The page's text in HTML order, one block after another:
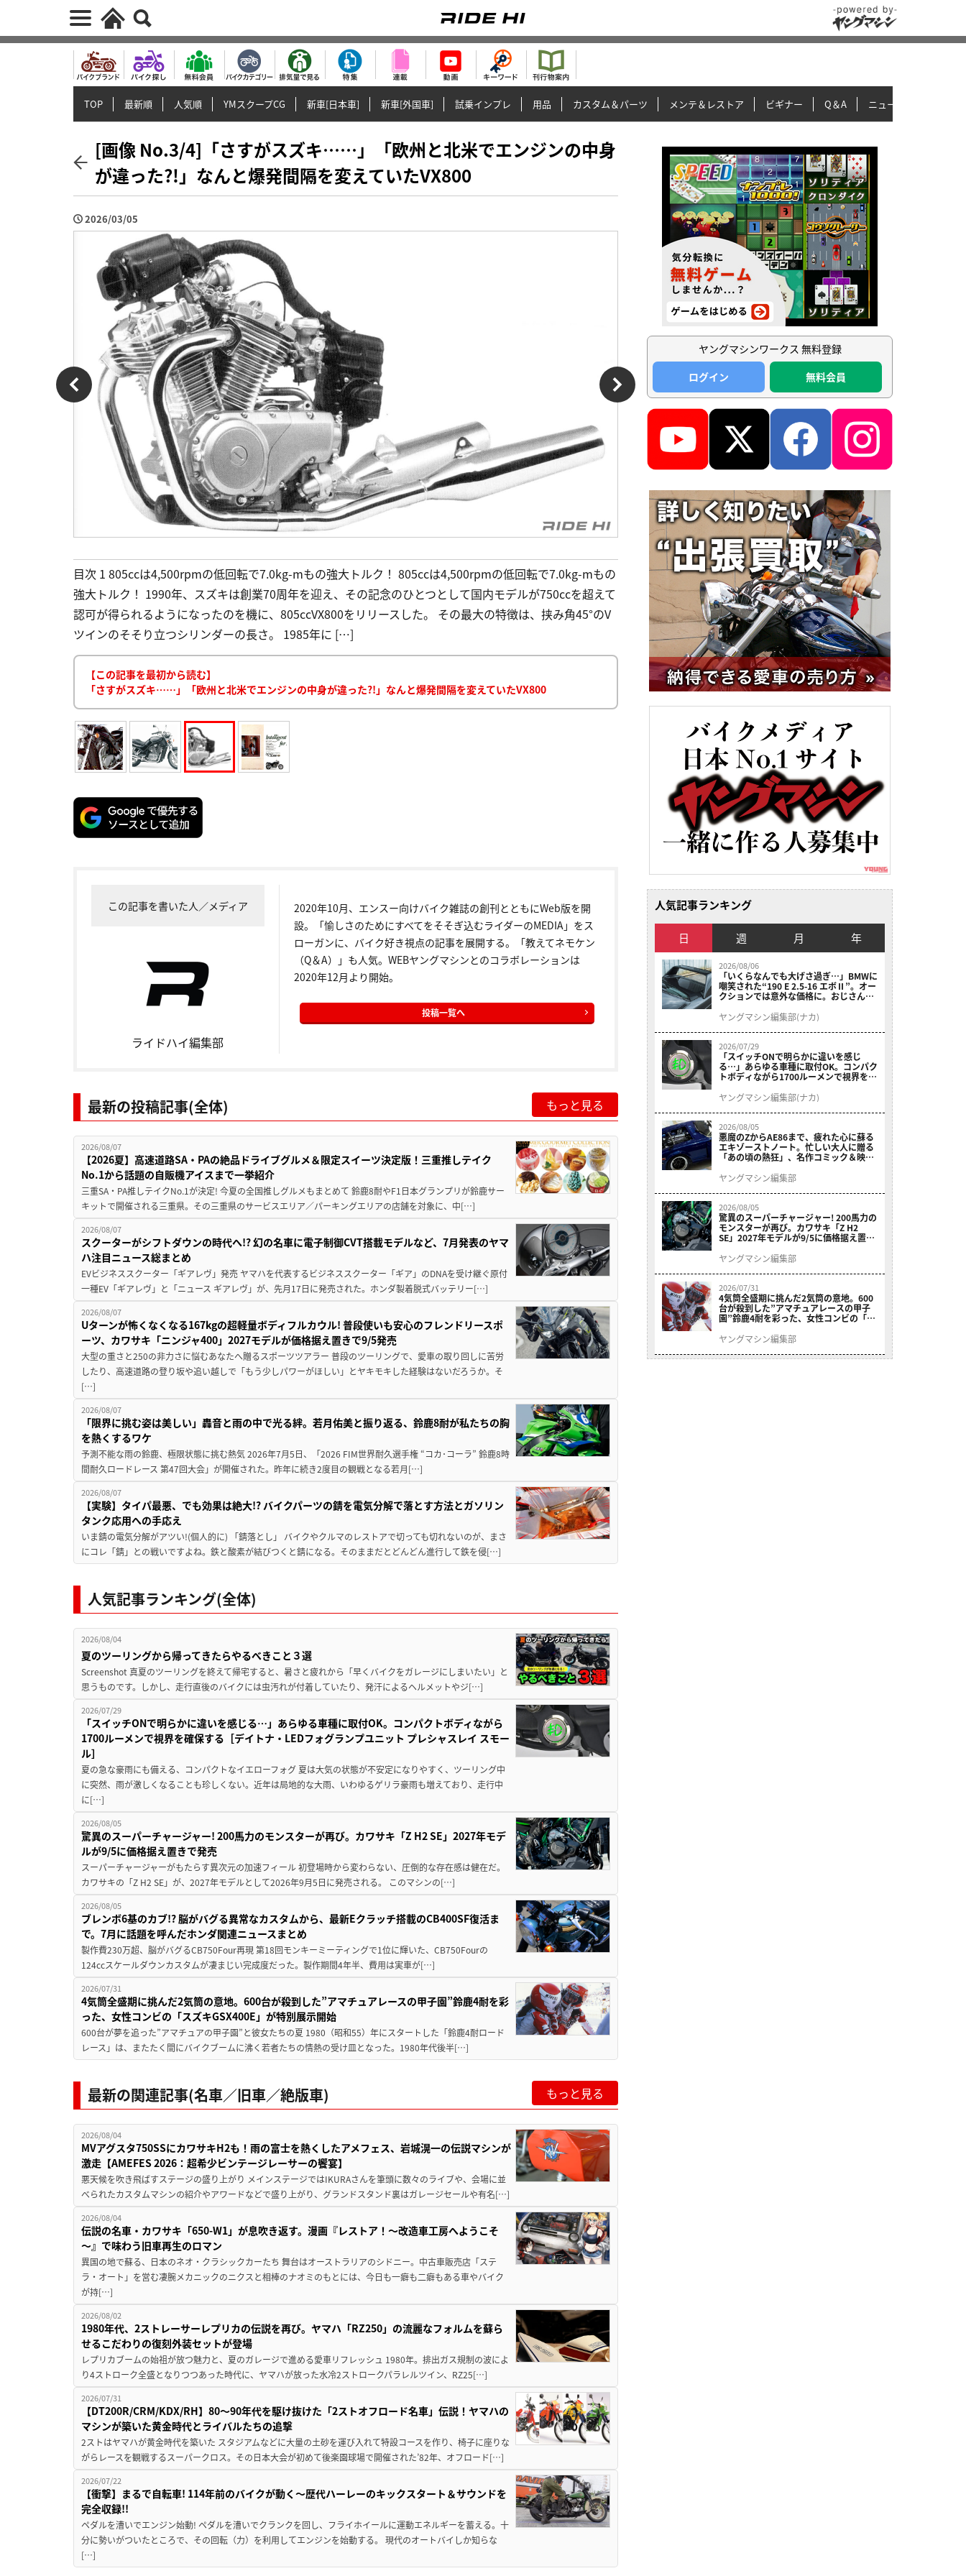
TOP 最新順 人気順 YMスクープCG 新車[日本車] 新車[外国車] 試乗インプレ 用品 カスタム＆パーツ メンテ＆レストア ビギナー Q＆A ニュース＆トピックス
[画像 No.3/4]「さすがスズキ……」「欧州と北米でエンジンの中身
が違った?!」なんと爆発間隔を変えていたVX800
2026/03/05
目次 1 805ccは4,500rpmの低回転で7.0kg-mもの強大トルク！ 805ccは4,500rpmの低回転で7.0kg-mもの
強大トルク！ 1990年、スズキは創業70周年を迎え、その記念のひとつとして国内モデルが750ccを超えて
認可が得られるようになったのを機に、805ccVX800をリリースした。 その最大の特徴は、挟み角45°のV
ツインのそそり立つシリンダーの長さ。 1985年に […]
【この記事を最初から読む】
「さすがスズキ……」「欧州と北米でエンジンの中身が違った?!」なんと爆発間隔を変えていたVX800
この記事を書いた人／メディア
ライドハイ編集部
2020年10月、エンスー向けバイク雑誌の創刊とともにWeb版を開
設。「愉しさのためにすべてをそそぎ込むライダーのMEDIA」をス
ローガンに、バイク好き視点の記事を展開する。「教えてネモケン
（Q＆A）」も人気。WEBヤングマシンとのコラボレーションは
2020年12月より開始。
投稿一覧へ
最新の投稿記事(全体) もっと見る
2026/08/07
【2026夏】高速道路SA・PAの絶品ドライブグルメ＆限定スイーツ決定版！三重推しテイク
No.1から話題の自販機アイスまで一挙紹介
三重SA・PA推しテイクNo.1が決定! 今夏の全国推しグルメもまとめて 鈴鹿8耐やF1日本グランプリが鈴鹿サー
キットで開催される三重県。その三重県のサービスエリア／パーキングエリアの店舗を対象に、中[…]
2026/08/07
スクーターがシフトダウンの時代へ!? 幻の名車に電子制御CVT搭載モデルなど、7月発表のヤマ
ハ注目ニュース総まとめ
EVビジネススクーター「ギアレヴ」発売 ヤマハを代表するビジネススクーター「ギア」のDNAを受け継ぐ原付
一種EV「ギアレヴ」と「ニュース ギアレヴ」が、先月17日に発売された。ホンダ製着脱式バッテリー[…]
2026/08/07
Uターンが怖くなくなる167kgの超軽量ボディフルカウル! 普段使いも安心のフレンドリースポ
ーツ、カワサキ「ニンジャ400」2027モデルが価格据え置きで9/5発売
大型の重さと250の非力さに悩むあなたへ贈るスポーツツアラー 普段のツーリングで、愛車の取り回しに苦労
したり、高速道路の登り坂や追い越しで「もう少しパワーがほしい」とヤキモキした経験はないだろうか。そ
[…]
2026/08/07
「限界に挑む姿は美しい」轟音と雨の中で光る絆。若月佑美と振り返る、鈴鹿8耐が私たちの胸
を熱くするワケ
予測不能な雨の鈴鹿、極限状態に挑む熱気 2026年7月5日、「2026 FIM世界耐久選手権 “コカ･コーラ” 鈴鹿8時
間耐久ロードレース 第47回大会」が開催された。昨年に続き2度目の観戦となる若月[…]
2026/08/07
【実験】タイパ最悪、でも効果は絶大!? バイクパーツの錆を電気分解で落とす方法とガソリン
タンク応用への手応え
いま錆の電気分解がアツい!(個人的に) 「錆落とし」 バイクやクルマのレストアで切っても切れないのが、まさ
にコレ「錆」との戦いですよね。鉄と酸素が結びつくと錆になる。そのままだとどんどん進行して鉄を侵[…]
人気記事ランキング(全体)
2026/08/04
夏のツーリングから帰ってきたらやるべきこと３選
Screenshot 真夏のツーリングを終えて帰宅すると、暑さと疲れから「早くバイクをガレージにしまいたい」と
思うものです。しかし、走行直後のバイクには虫汚れが付着していたり、発汗によるヘルメットやジ[…]
2026/07/29
「スイッチONで明らかに違いを感じる…」あらゆる車種に取付OK。コンパクトボディながら
1700ルーメンで視界を確保する［デイトナ・LEDフォグランプユニット プレシャスレイ スモー
ル］
夏の急な豪雨にも備える、コンパクトなイエローフォグ 夏は大気の状態が不安定になりやすく、ツーリング中
に突然、雨が激しくなることも珍しくない。近年は局地的な大雨、いわゆるゲリラ豪雨も増えており、走行中
に[…]
2026/08/05
驚異のスーパーチャージャー! 200馬力のモンスターが再び。カワサキ「Z H2 SE」2027年モデ
ルが9/5に価格据え置きで発売
スーパーチャージャーがもたらす異次元の加速フィール 初登場時から変わらない、圧倒的な存在感は健在だ。
カワサキの「Z H2 SE」が、2027年モデルとして2026年9月5日に発売される。 このマシンの[…]
2026/08/05
ブレンボ6基のカブ!? 脳がバグる異常なカスタムから、最新Eクラッチ搭載のCB400SF復活ま
で。7月に話題を呼んだホンダ関連ニュースまとめ
製作費230万超、脳がバグるCB750Four再現 第18回モンキーミーティングで1位に輝いた、CB750Fourの
124ccスケールダウンカスタムが凄まじい完成度だった。製作期間4年半、費用は実車が[…]
2026/07/31
4気筒全盛期に挑んだ2気筒の意地。600台が殺到した”アマチュアレースの甲子園”鈴鹿4耐を彩
った、女性コンビの「スズキGSX400E」が特別展示開始
600台が夢を追った”アマチュアの甲子園”と彼女たちの夏 1980（昭和55）年にスタートした「鈴鹿4耐ロード
レース」は、またたく間にバイクブームに沸く若者たちの情熱の受け皿となった。1980年代後半[…]
最新の関連記事(名車／旧車／絶版車) もっと見る
2026/08/04
MVアグスタ750SSにカワサキH2も！雨の富士を熱くしたアメフェス、岩城滉一の伝説マシンが
激走【AMEFES 2026：超希少ビンテージレーサーの饗宴】
悪天候を吹き飛ばすステージの盛り上がり メインステージではIKURAさんを筆頭に数々のライブや、会場に並
べられたカスタムマシンの紹介やアワードなどで盛り上がり、グランドスタンド裏はガレージセールや有名[…]
2026/08/04
伝説の名車・カワサキ「650-W1」が息吹き返す。漫画『レストア！～改造車工房へようこそ
～』で味わう旧車再生のロマン
異国の地で蘇る、日本のネオ・クラシックカーたち 舞台はオーストラリアのシドニー。中古車販売店「ステ
ラ・オート」を営む凄腕メカニックのニクスと相棒のナオミのもとには、今日も一癖も二癖もある車やバイク
が持[…]
2026/08/02
1980年代、2ストレーサーレプリカの伝説を再び。ヤマハ「RZ250」の流麗なフォルムを蘇ら
せるこだわりの復刻外装セットが登場
レプリカブームの始祖が放つ魅力と、夏のガレージで進める愛車リフレッシュ 1980年。排出ガス規制の波によ
り4ストローク全盛となりつつあった時代に、ヤマハが放った水冷2ストロークパラレルツイン、RZ25[…]
2026/07/31
【DT200R/CRM/KDX/RH】80〜90年代を駆け抜けた「2ストオフロード名車」伝説！ヤマハの
マシンが築いた黄金時代とライバルたちの追撃
2ストはヤマハが黄金時代を築いた スタジアムなどに大量の土砂を運び入れて特設コースを作り、椅子に座りな
がらレースを観戦するスーパークロス。その日本大会が初めて後楽園球場で開催された’82年、オフロード[…]
2026/07/22
【衝撃】まるで自転車! 114年前のバイクが動く〜歴代ハーレーのキックスタート＆サウンドを
完全収録!!
ペダルを漕いでエンジン始動! ペダルを漕いでクランクを回し、フライホイールに運動エネルギーを蓄える。十
分に勢いがついたところで、その回転（力）を利用してエンジンを始動する。 現代のオートバイしか知らな
[…]
ヤングマシンワークス 無料登録
ログイン
無料会員
人気記事ランキング
日 週 月 年
2026/08/06
「いくらなんでも大げさ過ぎ…」BMWに
嘲笑された“190 E 2.5-16 エボⅡ”。オー
クションでは意外な価格に。おじさん達
ヤングマシン編集部(ナカ)
2026/07/29
「スイッチONで明らかに違いを感じ
る…」あらゆる車種に取付OK。コンパク
トボディながら1700ルーメンで視界を確
ニット プレシャスレイ スモール］
ヤングマシン編集部(ナカ)
2026/08/05
悪魔のZからAE86まで、疲れた心に蘇る
エキゾーストノート。忙しい大人に贈る
「あの頃の熱狂」、名作コミック＆映画
結！
ヤングマシン編集部
2026/08/05
驚異のスーパーチャージャー! 200馬力の
モンスターが再び。カワサキ「Z H2
SE」2027年モデルが9/5に価格据え置き
ヤングマシン編集部
2026/07/31
4気筒全盛期に挑んだ2気筒の意地。600
台が殺到した”アマチュアレースの甲子
園”鈴鹿4耐を彩った、女性コンビの「ス
ヤングマシン編集部